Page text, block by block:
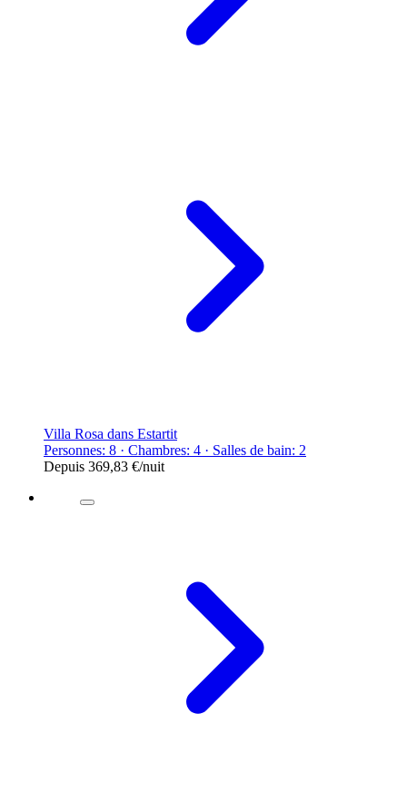
Villa Rosa dans Estartit
Personnes: 8 · Chambres: 4 · Salles de bain: 2
Depuis 369,83 €/nuit